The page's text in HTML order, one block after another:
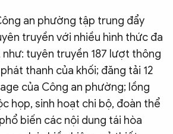
an phường tập trung đẩy
truyền với nhiều hình thức đa
như: tuyên truyền 187 lượt thông
thanh của khối; đăng tải 12
của Công an phường; lồng
họp, sinh hoạt chi bộ, đoàn thể
biến các nội dung tái hòa